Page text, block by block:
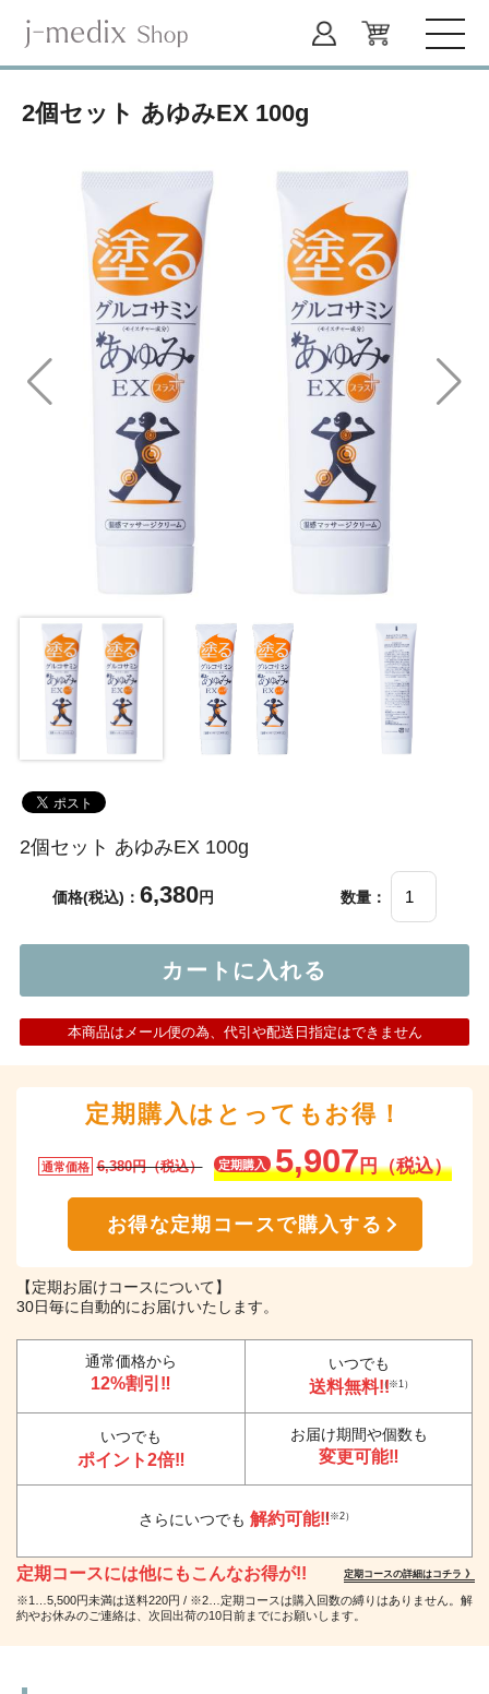
2個セット あゆみEX 100g
2個セット あゆみEX 100g
価格(税込)： 6,380円 数量：
本商品はメール便の為、代引や配送日指定はできません
定期購入はとってもお得！
通常価格 6,380円（税込） 定期購入 5,907円（税込）
お得な定期コースで購入する
【定期お届けコースについて】
30日毎に自動的にお届けいたします。
通常価格から
12%割引‼
いつでも
送料無料!!（※1）
いつでも
ポイント2倍‼
お届け期間や個数も
変更可能‼
さらにいつでも 解約可能‼（※2）
定期コースには他にもこんなお得が!! 定期コースの詳細はコチラ 》
※1…5,500円未満は送料220円 / ※2…定期コースは購入回数の縛りはありません。解
約やお休みのご連絡は、次回出荷の10日前までにお願いします。